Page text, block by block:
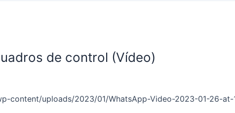
de control (Vídeo)
content/uploads/2023/01/WhatsApp-Video-2023-01-26-at-